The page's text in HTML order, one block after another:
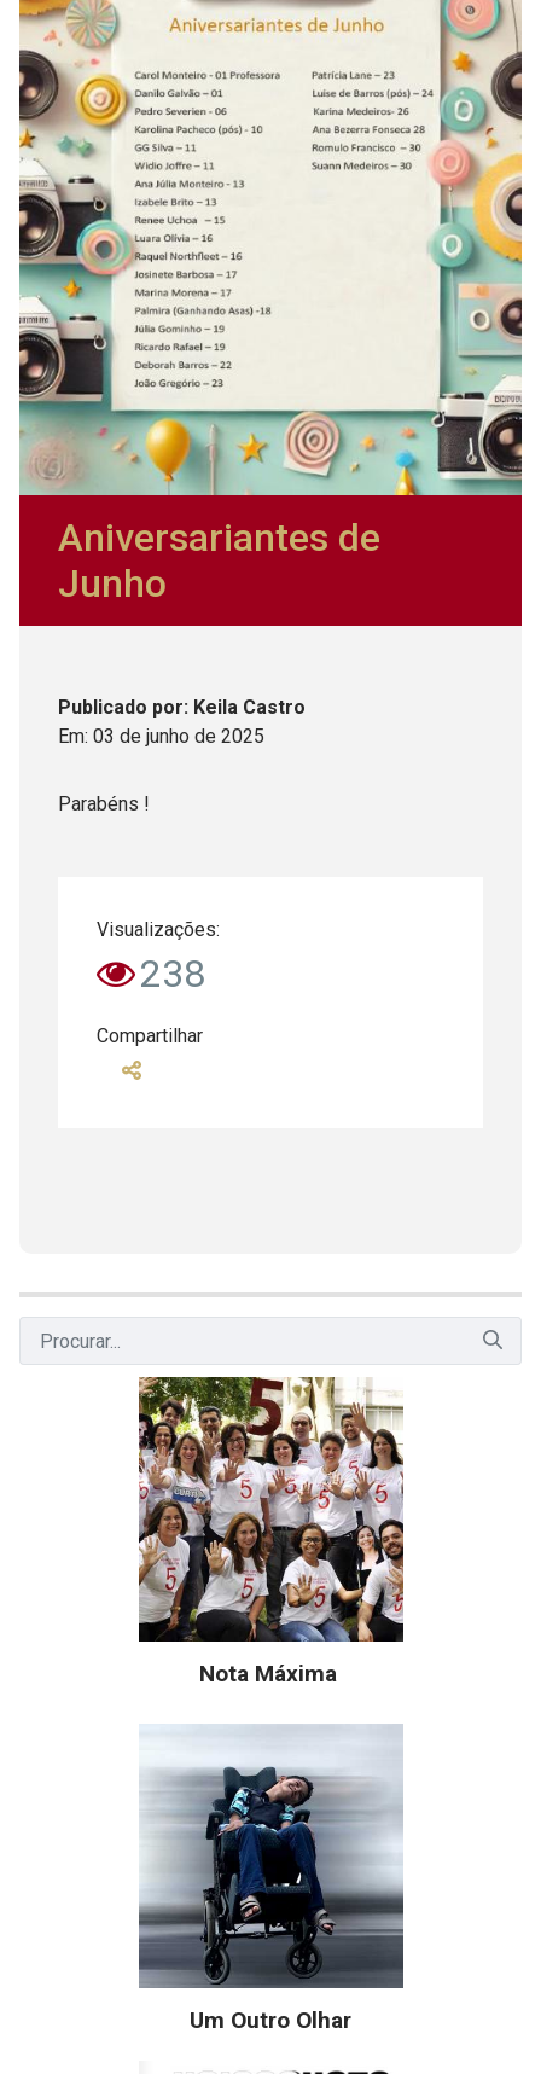
Aniversariantes de
Junho
Publicado por: Keila Castro
Em: 03 de junho de 2025
Parabéns !
Visualizações:
238
Compartilhar
Nota Máxima
Um Outro Olhar